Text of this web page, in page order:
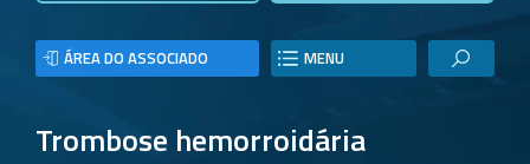
ÁREA DO ASSOCIADO MENU
Trombose hemorroidária